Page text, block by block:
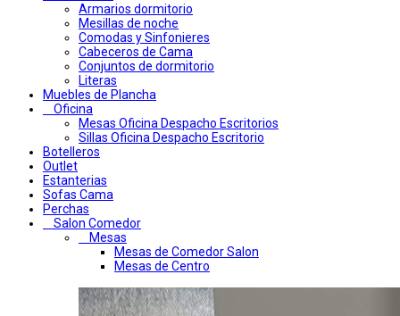
Armarios dormitorio
Mesillas de noche
Comodas y Sinfonieres
Cabeceros de Cama
Conjuntos de dormitorio
Literas
Muebles de Plancha
Oficina
Mesas Oficina Despacho Escritorios
Sillas Oficina Despacho Escritorio
Botelleros
Outlet
Estanterias
Sofas Cama
Perchas
Salon Comedor
Mesas
Mesas de Comedor Salon
Mesas de Centro